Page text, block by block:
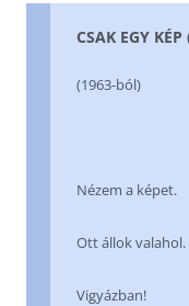
CSAK EGY KÉP
(1963-ból)
Nézem a képet.
Ott állok valahol.
Vigyázban!